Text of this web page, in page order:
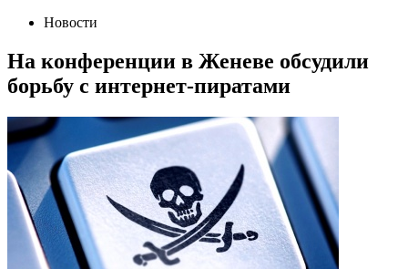
Новости
На конференции в Женеве обсудили
борьбу с интернет-пиратами